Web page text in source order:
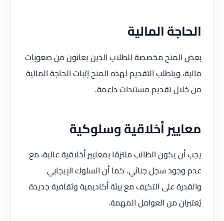
الحاجة المالية
بعض المنح مخصصة للطلاب الذين يعانون من صعوبات
مالية، ويتطلب التقديم لهذه المنح إثبات الحاجة المالية
من خلال تقديم مستندات داعمة.
معايير أخلاقية وسلوكية
يجب أن يكون الطالب ملتزمًا بمعايير أخلاقية عالية، مع
عدم وجود سجل جنائي. كما أن السلوك الإيجابي
والقدرة على التكيف مع بيئة أكاديمية وثقافية جديدة
يُعتبران من العوامل المهمة.